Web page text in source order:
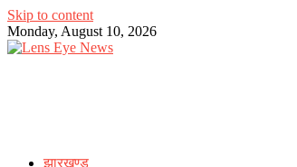
Skip to content
Monday, August 10, 2026
झारखण्ड